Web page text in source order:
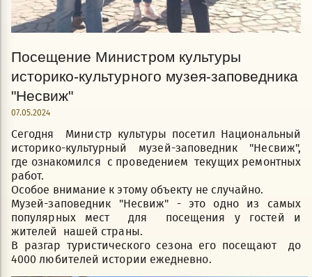
Посещение Министром культуры
историко-культурного музея-заповедника
"Несвиж"
07.05.2024
Сегодня Министр культуры посетил Национальный
историко-культурный музей-заповедник "Несвиж",
где ознакомился с проведением текущих ремонтных
работ.
Особое внимание к этому объекту не случайно.
Музей-заповедник "Несвиж" - это одно из самых
популярных мест для посещения у гостей и
жителей нашей страны.
В разгар туристического сезона его посещают до
4000 любителей истории ежедневно.